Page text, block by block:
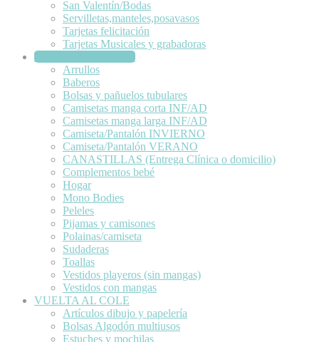
San Valentín/Bodas
Servilletas,manteles,posavasos
Tarjetas felicitación
Tarjetas Musicales y grabadoras
TEXTIL/Bebé/Adulto
Arrullos
Baberos
Bolsas y pañuelos tubulares
Camisetas manga corta INF/AD
Camisetas manga larga INF/AD
Camiseta/Pantalón INVIERNO
Camiseta/Pantalón VERANO
CANASTILLAS (Entrega Clínica o domicilio)
Complementos bebé
Hogar
Mono Bodies
Peleles
Pijamas y camisones
Polainas/camiseta
Sudaderas
Toallas
Vestidos playeros (sin mangas)
Vestidos con mangas
VUELTA AL COLE
Artículos dibujo y papelería
Bolsas Algodón multiusos
Estuches y mochilas